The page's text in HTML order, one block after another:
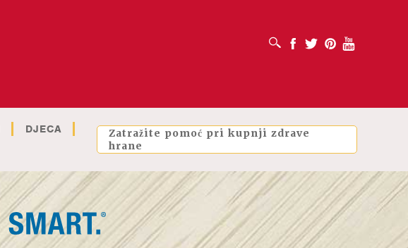
OTVORI OKVIR ZA PRETRAŽIVANJE
Facebook
Twitter PinterestYoutube
DJECA
Zatražite pomoć pri kupnji zdrave
hrane